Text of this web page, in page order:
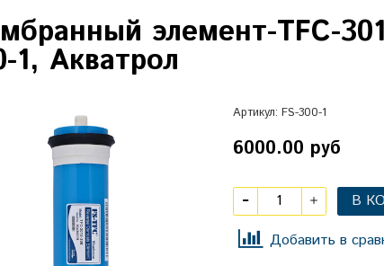
элемент-TFC-
1, Акватрол
Артикул: FS-300-1
6000.00 руб
В
Добавить в